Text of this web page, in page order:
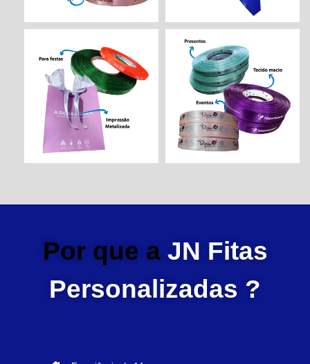
Por que a JN Fitas
Personalizadas ?